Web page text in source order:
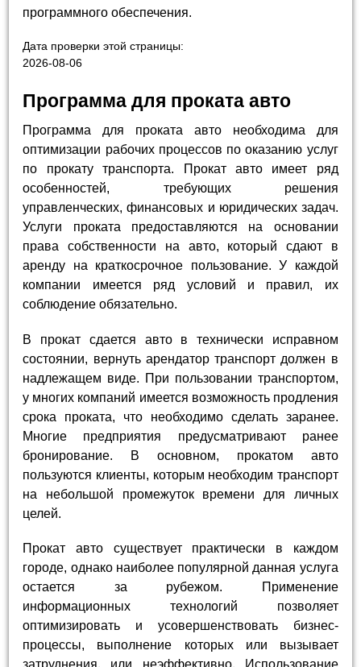
программного обеспечения.
Дата проверки этой страницы:
2026-08-06
Программа для проката авто
Программа для проката авто необходима для
оптимизации рабочих процессов по оказанию услуг
по прокату транспорта. Прокат авто имеет ряд
особенностей, требующих решения
управленческих, финансовых и юридических задач.
Услуги проката предоставляются на основании
права собственности на авто, который сдают в
аренду на краткосрочное пользование. У каждой
компании имеется ряд условий и правил, их
соблюдение обязательно.
В прокат сдается авто в технически исправном
состоянии, вернуть арендатор транспорт должен в
надлежащем виде. При пользовании транспортом,
у многих компаний имеется возможность продления
срока проката, что необходимо сделать заранее.
Многие предприятия предусматривают ранее
бронирование. В основном, прокатом авто
пользуются клиенты, которым необходим транспорт
на небольшой промежуток времени для личных
целей.
Прокат авто существует практически в каждом
городе, однако наиболее популярной данная услуга
остается за рубежом. Применение
информационных технологий позволяет
оптимизировать и усовершенствовать бизнес-
процессы, выполнение которых или вызывает
затруднения, или неэффективно. Использование